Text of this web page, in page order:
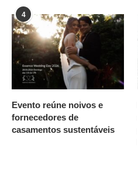
4
Evento reúne noivos e
fornecedores de
casamentos sustentáveis